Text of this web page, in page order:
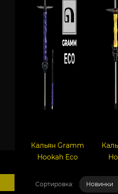
Кальян Gramm
Hookah Eco
Сортировка: Новинки